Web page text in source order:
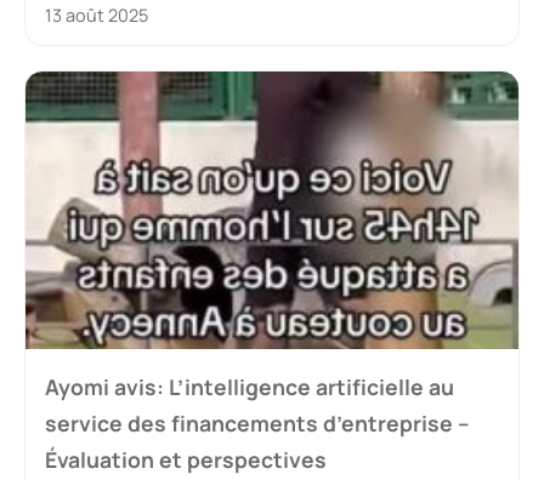
13 août 2025
Ayomi avis: L’intelligence artificielle au
service des financements d’entreprise –
Évaluation et perspectives